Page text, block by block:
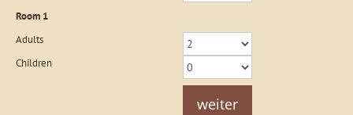
Room 1
Adults
Children
weiter